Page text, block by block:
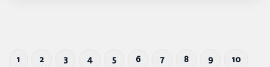
1 2 3 4 5 6 7 8 9 10